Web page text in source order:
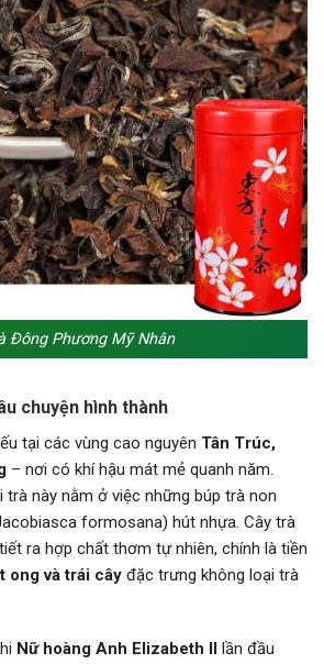
Đông Phương Mỹ Nhân
chuyện hình thành
tại các vùng cao nguyên Tân Trúc,
– nơi có khí hậu mát mẻ quanh năm.
này nằm ở việc những búp trà non
formosana) hút nhựa. Cây trà
ra hợp chất thơm tự nhiên, chính là tiền
ong và trái cây đặc trưng không loại trà
Nữ hoàng Anh Elizabeth II
lần đầu